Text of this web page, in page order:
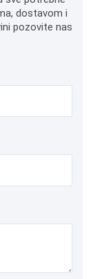
dostavom i
pozovite nas